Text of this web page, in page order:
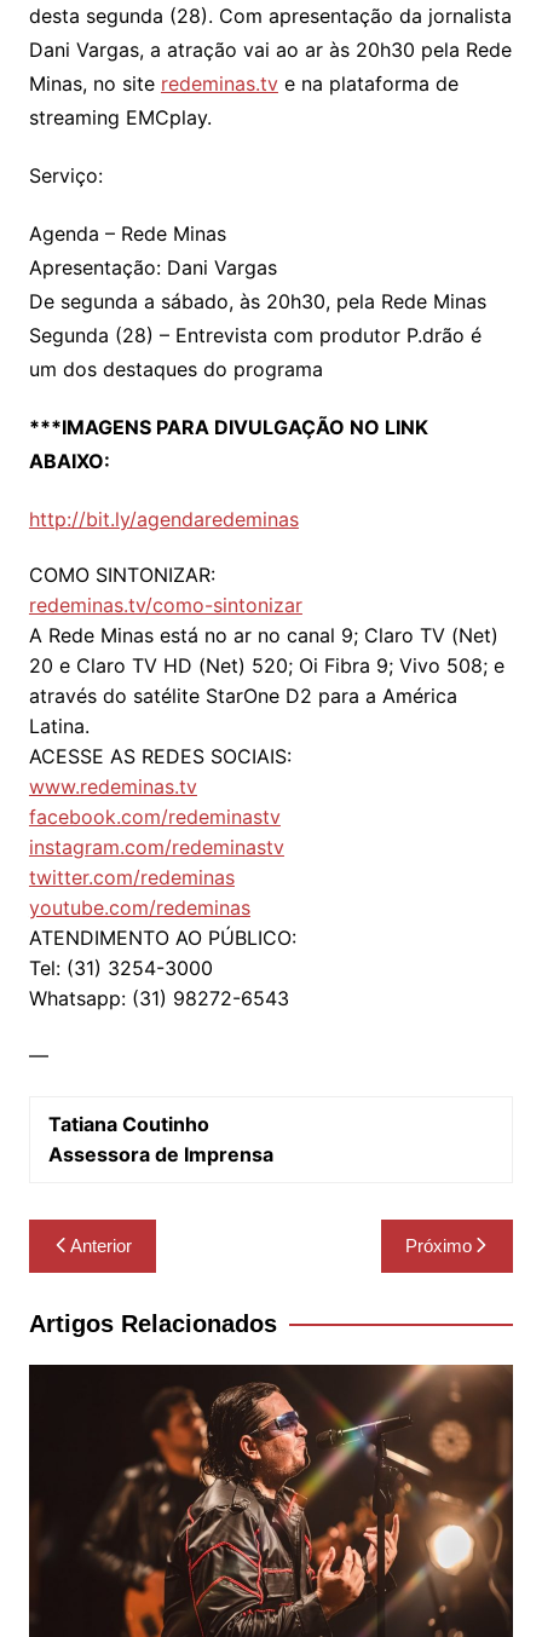
desta segunda (28). Com apresentação da jornalista
Dani Vargas, a atração vai ao ar às 20h30 pela Rede
Minas, no site redeminas.tve na plataforma de
streaming EMCplay.
Serviço:
Agenda – Rede Minas
Apresentação: Dani Vargas
De segunda a sábado, às 20h30, pela Rede Minas
Segunda (28) – Entrevista com produtor P.drão é
um dos destaques do programa
***IMAGENS PARA DIVULGAÇÃO NO LINK
ABAIXO:
http://bit.ly/agendaredeminas
COMO SINTONIZAR:
redeminas.tv/como-sintonizar
A Rede Minas está no ar no canal 9; Claro TV (Net)
20 e Claro TV HD (Net) 520; Oi Fibra 9; Vivo 508; e
através do satélite StarOne D2 para a América
Latina.
ACESSE AS REDES SOCIAIS:
www.redeminas.tv
facebook.com/redeminastv
instagram.com/redeminastv
twitter.com/redeminas
youtube.com/redeminas
ATENDIMENTO AO PÚBLICO:
Tel: (31) 3254-3000
Whatsapp: (31) 98272-6543
—
Tatiana Coutinho
Assessora de Imprensa
Navegação
de
Post
Anterior Próximo
Artigos Relacionados